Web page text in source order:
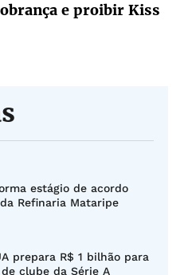
e proibir Kiss
estágio de acordo
Refinaria Mataripe
prepara R$ 1 bilhão para
clube da Série A